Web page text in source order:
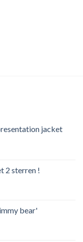
jacket
2 sterren !
bear'